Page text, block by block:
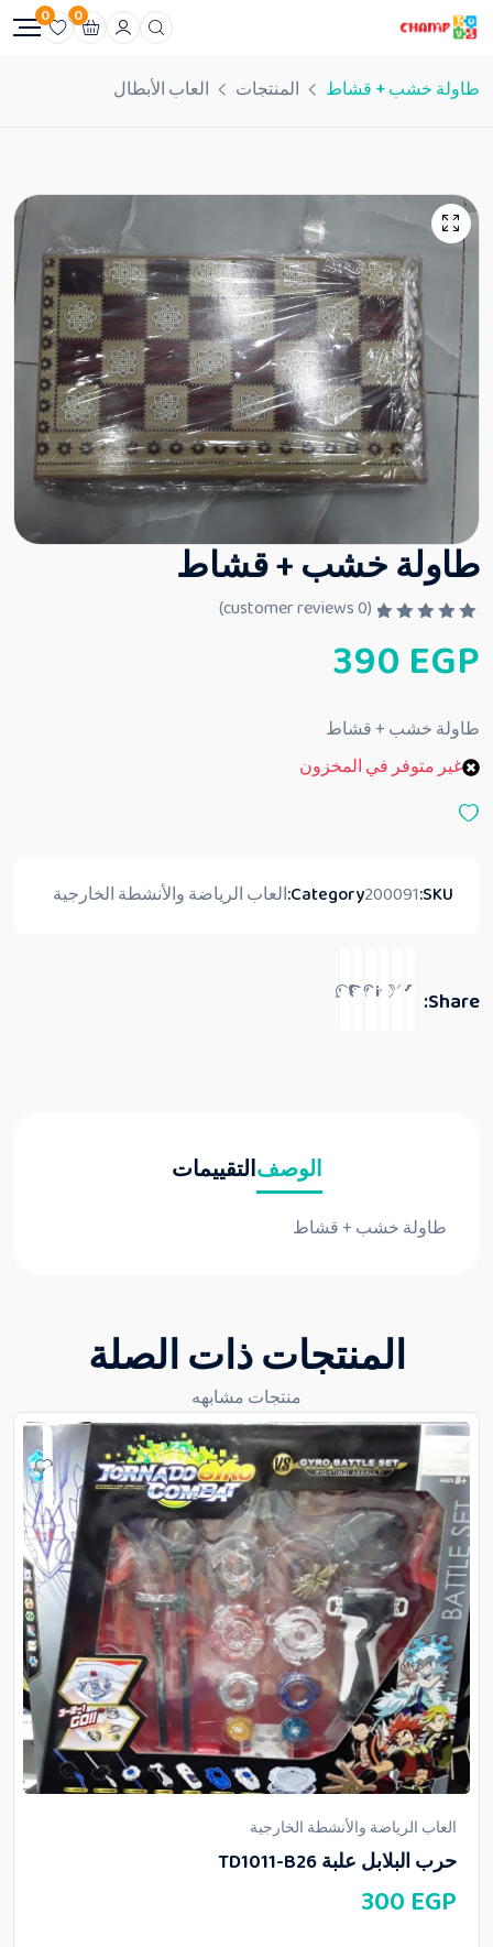
0
0
طاولة خشب + قشاط المنتجات العاب الأبطال
طاولة خشب + قشاط
م
ا
ي
م
ن
(
0
390 EGP
طاولة خشب + قشاط
غير متوفر في المخزون
SKU:
200091
Category: العاب الرياضة والأنشطة الخارجية
Share:
الوصفالتقييمات
طاولة خشب + قشاط
المنتجات ذات الصلة
منتجات مشابهه
العاب الرياضة والأنشطة الخارجية
حرب البلابل علبة TD1011-B26
300 EGP